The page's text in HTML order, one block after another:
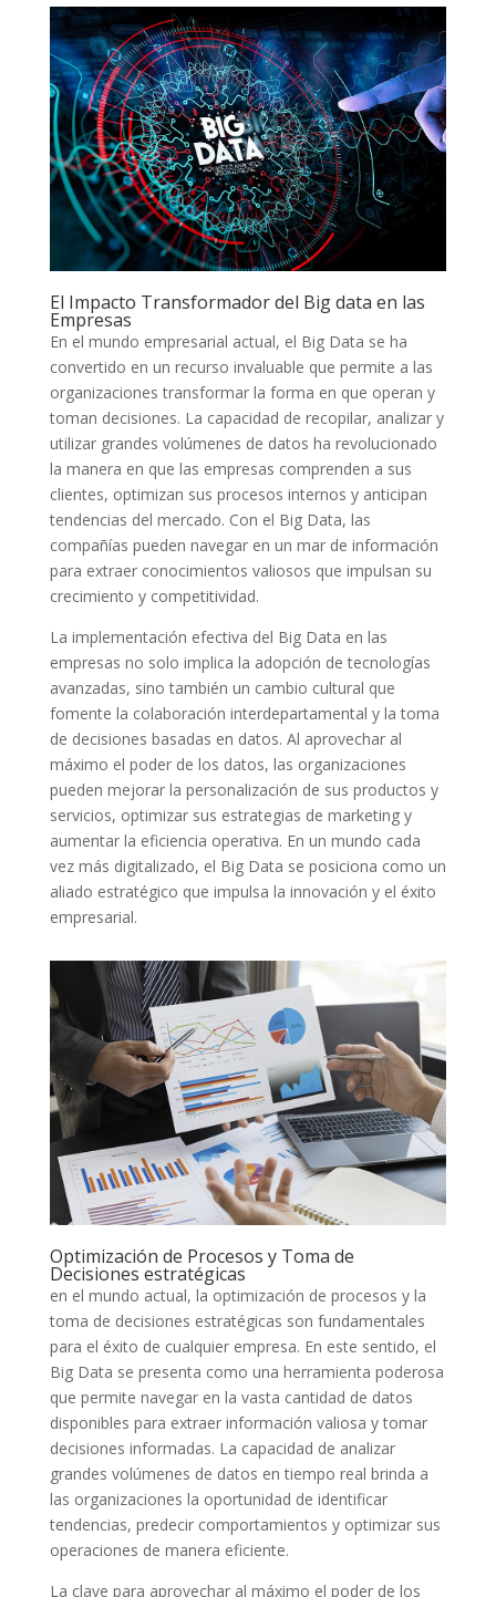
El Impacto Transformador ​del Big⁣ data en las
‌Empresas
En⁤ el‌ mundo ⁤empresarial actual,⁢ el ⁢Big Data se‌ ha
convertido⁢ en un recurso​ invaluable que ⁣permite a las
organizaciones transformar la forma en que operan y
toman decisiones. La capacidad‌ de recopilar, analizar y
utilizar grandes volúmenes de datos ha revolucionado
la ‍manera en ‌que las ​empresas comprenden a sus
⁢clientes, optimizan sus procesos⁢ internos y ‌anticipan
⁤tendencias del mercado. Con el Big Data, las
compañías pueden navegar ⁣en un‍ mar​ de⁢ información
para ‌extraer ⁢conocimientos valiosos que impulsan su
crecimiento y competitividad.
La implementación efectiva del Big​ Data​ en las⁤
empresas no ‍solo​ implica la adopción ​de tecnologías
avanzadas, sino ​también‍ un ⁢cambio cultural que
‌fomente la colaboración⁤ interdepartamental⁢ y la ⁤toma
‍de ⁢decisiones basadas en datos. Al aprovechar al
máximo⁣ el poder de los ⁤datos, las organizaciones
‌pueden‌ mejorar la personalización de sus productos y
servicios, ‍optimizar ⁣sus estrategias de marketing y
aumentar la eficiencia operativa. En un mundo cada
vez más digitalizado, el​ Big Data​ se⁢ posiciona como un
aliado estratégico que impulsa la‍ innovación y el éxito
empresarial.
Optimización de Procesos y Toma de
Decisiones estratégicas
en el mundo actual, la optimización de​ procesos y la
toma de⁢ decisiones⁢ estratégicas son​ fundamentales
para el éxito ‍de cualquier empresa. En este ​sentido, el
Big Data‍ se ​presenta como una‌ herramienta poderosa
que permite‍ navegar en la vasta cantidad de datos
disponibles ​para extraer información valiosa y tomar⁤
decisiones informadas. La capacidad‌ de analizar
grandes volúmenes de datos en tiempo ​real brinda a
las organizaciones la ‍oportunidad de identificar
tendencias, predecir⁣ comportamientos ​y optimizar⁣ sus⁤
operaciones ⁣de manera eficiente.
La clave para aprovechar al ‍máximo el ⁣poder de los